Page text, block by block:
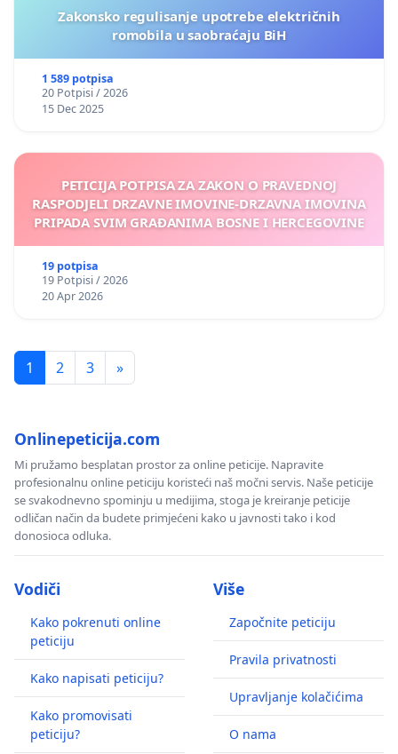
Zakonsko regulisanje upotrebe električnih
romobila u saobraćaju BiH
1 589 potpisa
20 Potpisi / 2026
15 Dec 2025
PETICIJA POTPISA ZA ZAKON O PRAVEDNOJ
RASPODJELI DRZAVNE IMOVINE-DRZAVNA IMOVINA
PRIPADA SVIM GRAĐANIMA BOSNE I HERCEGOVINE
19 potpisa
19 Potpisi / 2026
20 Apr 2026
1 2 3 »
Onlinepeticija.com
Mi pružamo besplatan prostor za online peticije. Napravite
profesionalnu online peticiju koristeći naš močni servis. Naše peticije
se svakodnevno spominju u medijima, stoga je kreiranje peticije
odličan način da budete primjećeni kako u javnosti tako i kod
donosioca odluka.
Vodiči
Kako pokrenuti online
peticiju
Kako napisati peticiju?
Kako promovisati
peticiju?
Više
Započnite peticiju
Pravila privatnosti
Upravljanje kolačićima
O nama